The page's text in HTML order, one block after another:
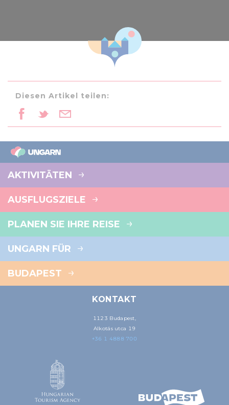
Diesen Artikel teilen:
AKTIVITÄTEN
AUSFLUGSZIELE
PLANEN SIE IHRE REISE
UNGARN FÜR
BUDAPEST
KONTAKT
1123 Budapest,
Alkotás utca 19
+36 1 4888 700